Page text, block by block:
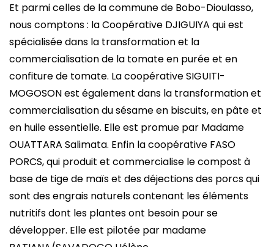
Et parmi celles de la commune de Bobo-Dioulasso,
nous comptons : la Coopérative DJIGUIYA qui est
spécialisée dans la transformation et la
commercialisation de la tomate en purée et en
confiture de tomate. La coopérative SIGUITI-
MOGOSON est également dans la transformation et
commercialisation du sésame en biscuits, en pâte et
en huile essentielle. Elle est promue par Madame
OUATTARA Salimata. Enfin la coopérative FASO
PORCS, qui produit et commercialise le compost à
base de tige de maïs et des déjections des porcs qui
sont des engrais naturels contenant les éléments
nutritifs dont les plantes ont besoin pour se
développer. Elle est pilotée par madame